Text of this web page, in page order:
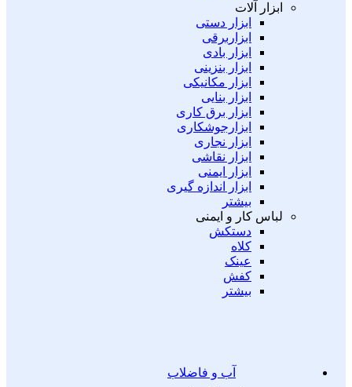
ابزار آلات
ابزار دستی
ابزاربرقی
ابزار بادی
ابزار بنزینی
ابزار مکانیکی
ابزار بنایی
ابزار برق کاری
ابزارجوشکاری
ابزار نجاری
ابزار نقاشی
ابزار ایمنی
ابزار اندازه گیری
بیشتر
لباس کار و ایمنی
دستکش
کلاه
عینک
کفش
بیشتر
آب و فاضلاب